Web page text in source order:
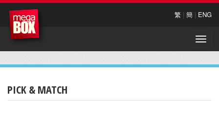
繁 | 簡 | ENG
Toggle
PICK & MATCH